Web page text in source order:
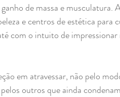
de massa e musculatura.
e centros de estética para
com o intuito de impressionar
em atravessar, não pelo
outros que ainda